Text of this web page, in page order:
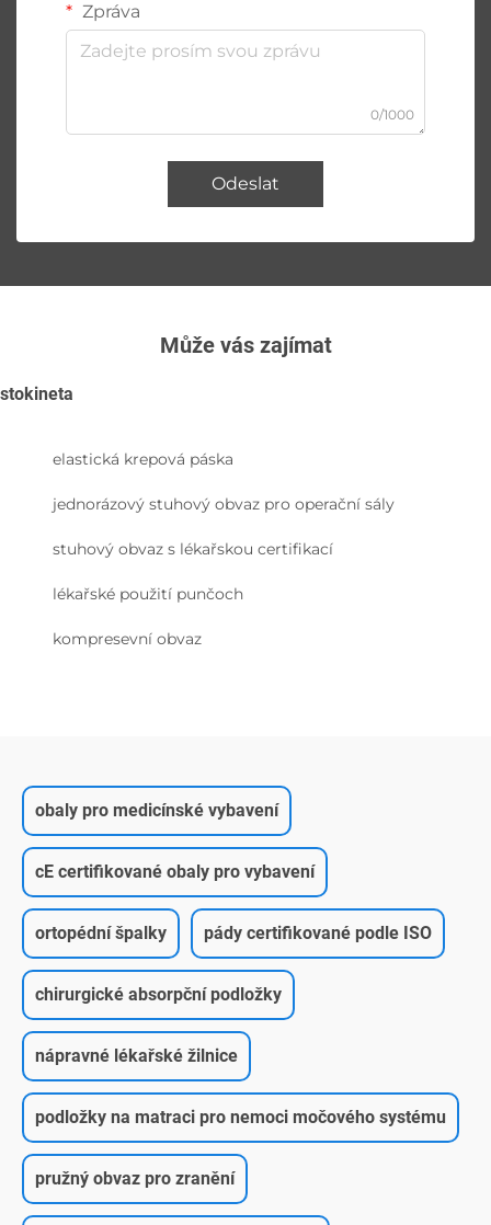
Zpráva
0/1000
Odeslat
Může vás zajímat
stokineta
elastická krepová páska
jednorázový stuhový obvaz pro operační sály
stuhový obvaz s lékařskou certifikací
lékařské použití punčoch
kompresevní obvaz
obaly pro medicínské vybavení
cE certifikované obaly pro vybavení
ortopédní špalky pády certifikované podle ISO
chirurgické absorpční podložky
nápravné lékařské žilnice
podložky na matraci pro nemoci močového systému
pružný obvaz pro zranění